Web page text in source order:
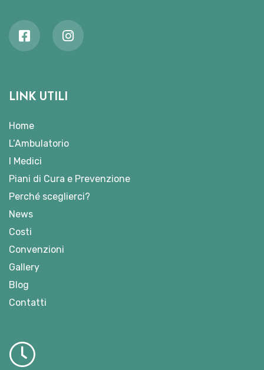
LINK UTILI
Home
L’Ambulatorio
I Medici
Piani di Cura e Prevenzione
Perché sceglierci?
News
Costi
Convenzioni
Gallery
Blog
Contatti